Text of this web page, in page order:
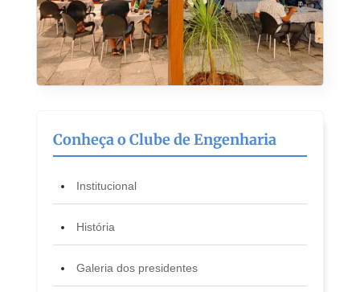
Conheça o Clube de Engenharia
Institucional
História
Galeria dos presidentes